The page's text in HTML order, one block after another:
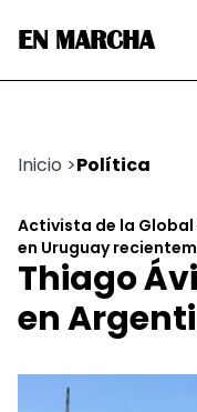
EN MARCHA
Inicio >Política
Activista de la
en Uruguay
Thiago
en